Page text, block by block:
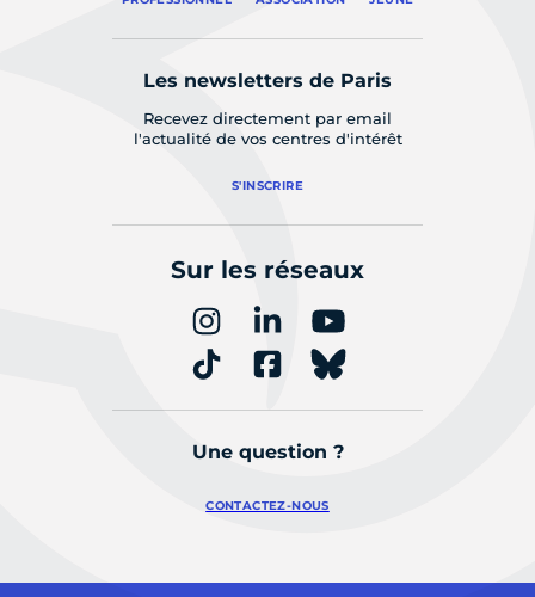
Les newsletters de Paris
Recevez directement par email
l'actualité de vos centres d'intérêt
S'INSCRIRE
Sur les réseaux
Une question ?
CONTACTEZ-NOUS